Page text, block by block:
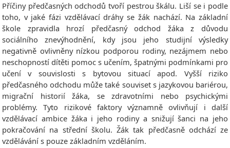
Příčiny předčasných odchodů tvoří pestrou škálu. Liší se i podle
toho, v jaké fázi vzdělávací dráhy se žák nachází. Na základní
škole zpravidla hrozí předčasný odchod žáka z důvodu
sociálního znevýhodnění, kdy jsou jeho studijní výsledky
negativně ovlivněny nízkou podporou rodiny, nezájmem nebo
neschopností dítěti pomoc s učením, špatnými podmínkami pro
učení v souvislosti s bytovou situací apod. Vyšší riziko
předčasného odchodu může také souviset s jazykovou bariérou,
migrační historií žáka, se zdravotními nebo psychickými
problémy. Tyto rizikové faktory významně ovlivňují i další
vzdělávací ambice žáka i jeho rodiny a snižují šanci na jeho
pokračování na střední školu. Žák tak předčasně odchází ze
vzdělávání s pouze základním vzděláním.